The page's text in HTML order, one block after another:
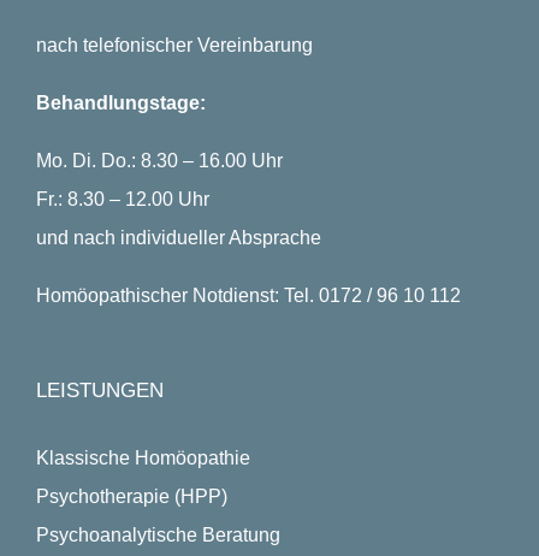
nach telefonischer Vereinbarung
Behandlungstage:
Mo. Di. Do.: 8.30 – 16.00 Uhr
Fr.: 8.30 – 12.00 Uhr
und nach individueller Absprache
Homöopathischer Notdienst: Tel. 0172 / 96 10 112
LEISTUNGEN
Klassische Homöopathie
Psychotherapie (HPP)
Psychoanalytische Beratung